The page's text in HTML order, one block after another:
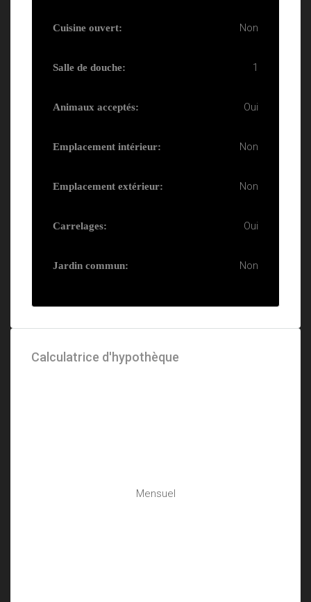
Cuisine ouvert: Non
Salle de douche: 1
Animaux acceptés: Oui
Emplacement intérieur: Non
Emplacement extérieur: Non
Carrelages: Oui
Jardin commun: Non
Calculatrice d'hypothèque
Mensuel